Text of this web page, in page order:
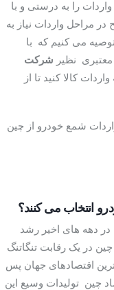
را به درستی و با
مراحل واردات نیاز به
می کنیم که با
نظیر شرکت
کالا کنید تا از
شمع خودرو از چین
انتخاب می کنند؟
دهه های اخیر رشد
در یک رقابت تنگاتنگ
اقتصادهای جهان پس
چین تولیدات وسیع این